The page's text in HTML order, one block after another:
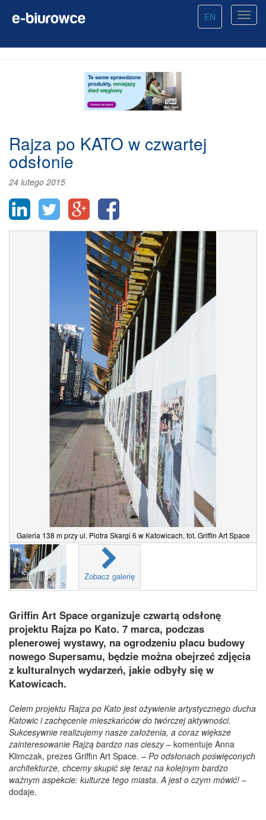
EN
Rajza po KATO w czwartej
odsłonie
24 lutego 2015
Galeria 138 m przy ul. Piotra Skargi 6 w Katowicach, fot. Griffin Art Space
Zobacz galerię
Griffin Art Space organizuje czwartą odsłonę
projektu Rajza po Kato. 7 marca, podczas
plenerowej wystawy, na ogrodzeniu placu budowy
nowego Supersamu, będzie można obejrzeć zdjęcia
z kulturalnych wydarzeń, jakie odbyły się w
Katowicach.
Celem projektu Rajza po Kato jest ożywienie artystycznego ducha
Katowic i zachęcenie mieszkańców do twórczej aktywności.
Sukcesywnie realizujemy nasze założenia, a coraz większe
zainteresowanie Rajzą bardzo nas cieszy– komentuje Anna
Klimczak, prezes Griffin Art Space. – Po odsłonach poświęconych
architekturze, chcemy skupić się teraz na kolejnym bardzo
ważnym aspekcie: kulturze tego miasta. A jest o czym mówić! –
dodaje.